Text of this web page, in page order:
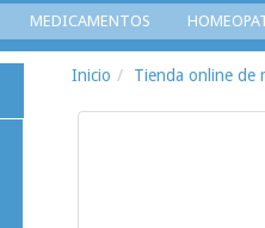
MEDICAMENTOS
Inicio Tienda online de